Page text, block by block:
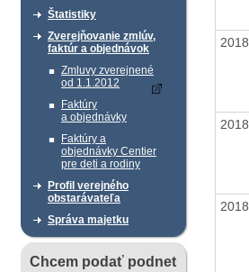
Štatistiky
Zverejňovanie zmlúv,
faktúr a objednávok
Zmluvy zverejnené
od 1.1.2012
Faktúry
a objednávky
Faktúry a
objednávky Centier
pre deti a rodiny
Profil verejného
obstarávateľa
Správa majetku
Chcem podať podnet